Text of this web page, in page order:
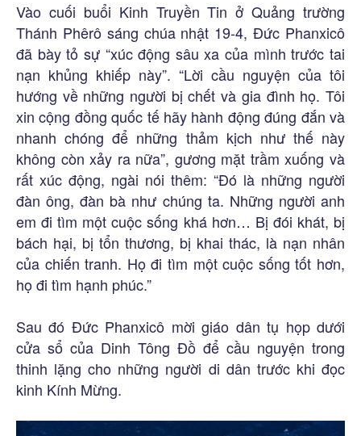
Vào cuối buổi Kinh Truyền Tin ở Quảng trường
Thánh Phêrô sáng chúa nhật 19-4, Đức Phanxicô
đã bày tỏ sự “xúc động sâu xa của mình trước tai
nạn khủng khiếp này”. “Lời cầu nguyện của tôi
hướng về những người bị chết và gia đình họ. Tôi
xin cộng đồng quốc tế hãy hành động đúng đắn và
nhanh chóng để những thảm kịch như thế này
không còn xảy ra nữa”, gương mặt trầm xuống và
rất xúc động, ngài nói thêm: “Đó là những người
đàn ông, đàn bà như chúng ta. Những người anh
em đi tìm một cuộc sống khá hơn… Bị đói khát, bị
bách hại, bị tổn thương, bị khai thác, là nạn nhân
của chiến tranh. Họ đi tìm một cuộc sống tốt hơn,
họ đi tìm hạnh phúc.”
Sau đó Đức Phanxicô mời giáo dân tụ họp dưới
cửa sổ của Dinh Tông Đồ để cầu nguyện trong
thinh lặng cho những người di dân trước khi đọc
kinh Kính Mừng.